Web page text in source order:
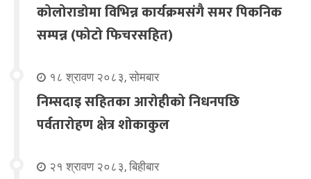
कोलोराडोमा विभिन्न कार्यक्रमसंगै समर पिकनिक
सम्पन्न (फोटो फिचरसहित)
१८ श्रावण २०८३, सोमबार
निम्सदाइ सहितका आरोहीको निधनपछि
पर्वतारोहण क्षेत्र शोकाकुल
२१ श्रावण २०८३, बिहीबार